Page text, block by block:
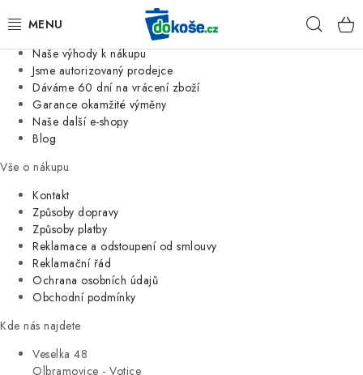
Jsme tradiční česká firma
Naše výhody k nákupu
Jsme autorizovaný prodejce
Dáváme 60 dní na vrácení zboží
Garance okamžité výměny
Naše další e-shopy
Blog
Vše o nákupu
Kontakt
Způsoby dopravy
Způsoby platby
Reklamace a odstoupení od smlouvy
Reklamační řád
Ochrana osobních údajů
Obchodní podmínky
Kde nás najdete
Veselka 48
Olbramovice - Votice
KOŠE
SÁČKY
KUCHYNĚ
ORGANIZACE
DOMÁCNOST
ÚKLID
VÝPRODEJ